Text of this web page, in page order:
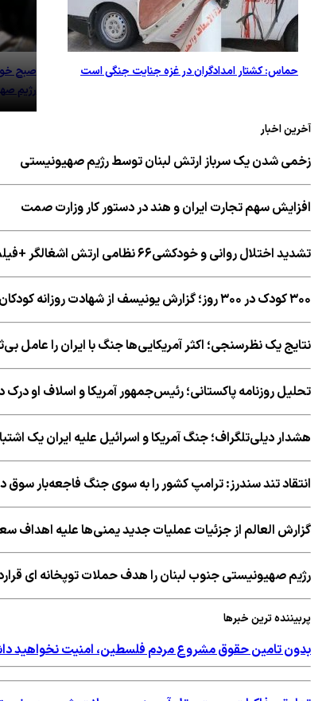
حماس: کشتار امدادگران در غزه جنایت جنگی است
صبح
رژیم
آخرین اخبار
زخمی شدن یک سرباز ارتش لبنان توسط رژیم صهیونیستی
افزایش سهم تجارت ایران و هند در دستور کار وزارت صمت
تشدید اختلال روانی و خودکشی۶۶ نظامی ارتش اشغالگر +فیلم
۳۰۰ کودک در ۳۰۰ روز؛ گزارش یونیسف از شهادت روزانه کودکان غزه در دوران آتش‌بس
نتایج یک نظرسنجی؛ اکثر آمریکایی‌ها جنگ با ایران را عامل
تحلیل روزنامه پاکستانی؛ رئیس‌جمهور آمریکا و اسلاف او درک
هشدار دیلی‌تلگراف؛ جنگ آمریکا و اسرائیل علیه ایران یک
انتقاد تند سندرز: ترامپ کشور را به سوی جنگ فاجعه‌بار سوق
گزارش العالم از جزئیات عملیات جدید یمنی‌ها علیه اهداف
رژیم صهیونیستی جنوب لبنان را هدف حملات توپخانه ای
پربیننده ترین خبرها
بدون تامین حقوق مشروع مردم فلسطین، امنیت نخواهید